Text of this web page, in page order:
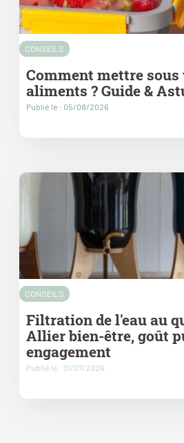
CONSEILS
Comment mettre sous
aliments ? Guide &
Publié le : 05/08/2026
CONSEILS
Filtration de l'eau au
Allier bien-être, goût
engagement
Publié le : 31/07/2026